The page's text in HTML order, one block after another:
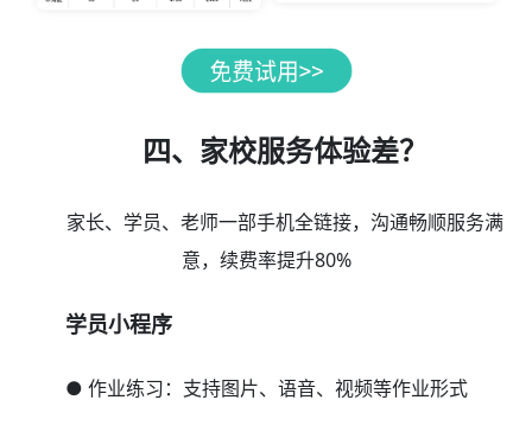
四、家校服务体验差？
家长、学员、老师一部手机全链接，沟通畅顺服务满
意，续费率提升80%
学员小程序
● 作业练习：支持图片、语音、视频等作业形式